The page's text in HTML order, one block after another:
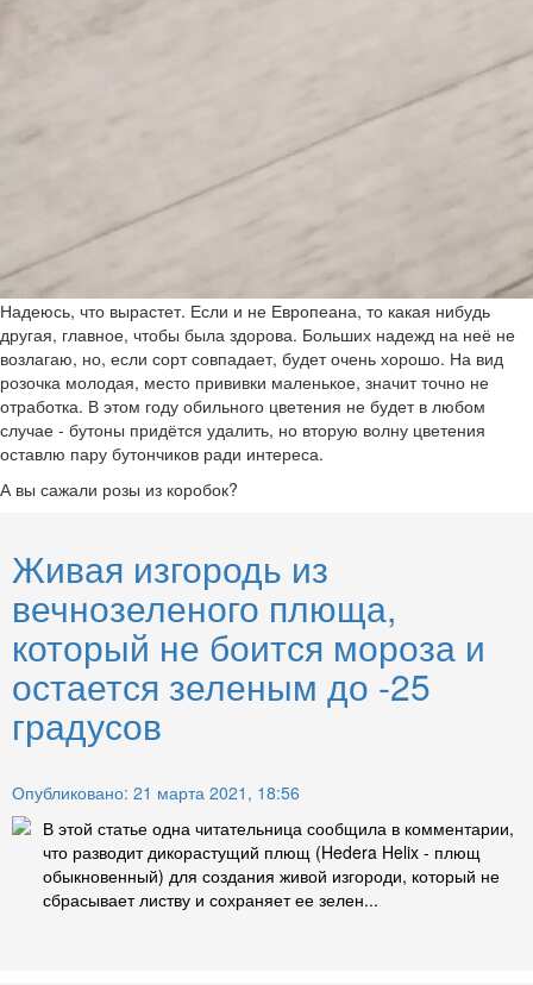
Надеюсь, что вырастет. Если и не Европеана, то какая нибудь
другая, главное, чтобы была здорова. Больших надежд на неё не
возлагаю, но, если сорт совпадает, будет очень хорошо. На вид
розочка молодая, место прививки маленькое, значит точно не
отработка. В этом году обильного цветения не будет в любом
случае - бутоны придётся удалить, но вторую волну цветения
оставлю пару бутончиков ради интереса.
А вы сажали розы из коробок?
Живая изгородь из
вечнозеленого плюща,
который не боится мороза и
остается зеленым до -25
градусов
Опубликовано: 21 марта 2021, 18:56
В этой статье одна читательница сообщила в комментарии,
что разводит дикорастущий плющ (Hedera Helix - плющ
обыкновенный) для создания живой изгороди, который не
сбрасывает листву и сохраняет ее зелен...